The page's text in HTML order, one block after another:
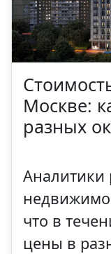
Москве:
разных
что в
цены в